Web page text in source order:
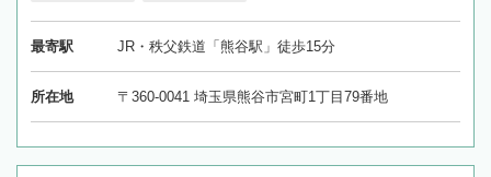
最寄駅 JR・秩父鉄道「熊谷駅」徒歩15分
所在地 〒360-0041 埼玉県熊谷市宮町1丁目79番地